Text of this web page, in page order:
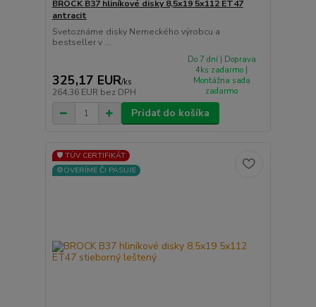
BROCK B37 hliníkové disky 8,5x19 5x112 ET47
antracit
Svetoznáme disky Nemeckého výrobcu a
bestseller v ...
325,17 EUR/ks
264,36 EUR bez DPH
Do 7 dní | Doprava
4ks zadarmo |
Montážna sada
zadarmo
Pridať do košíka
🛡️ TÜV CERTIFIKÁT
⚙️OVERÍME ČI PASUJE